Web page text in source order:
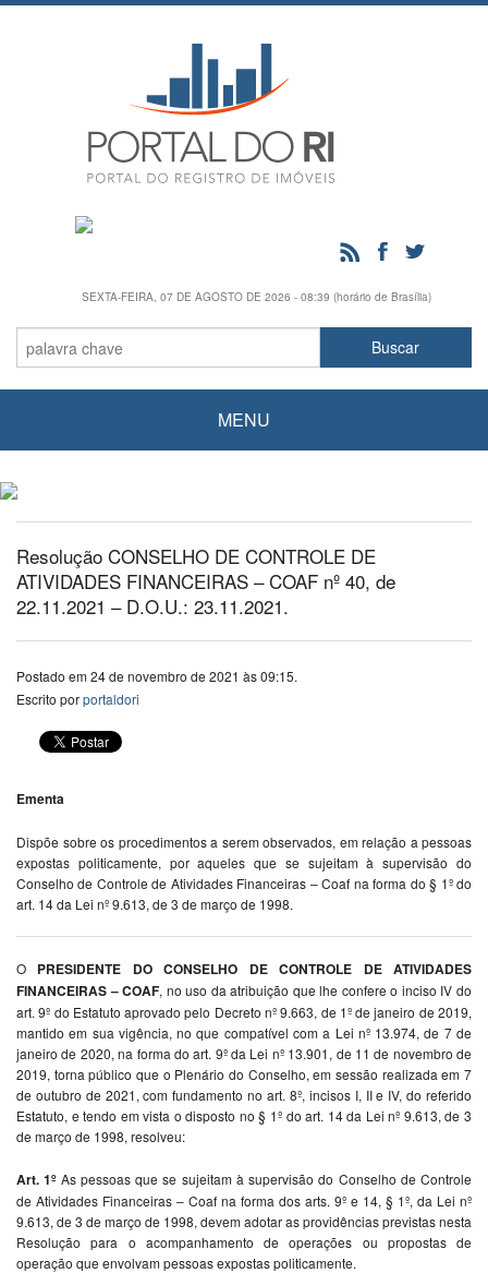
SEXTA-FEIRA, 07 DE AGOSTO DE 2026 - 08:39 (horário de Brasília)
MENU
Resolução CONSELHO DE CONTROLE DE
ATIVIDADES FINANCEIRAS – COAF nº 40, de
22.11.2021 – D.O.U.: 23.11.2021.
Postado em 24 de novembro de 2021 às 09:15.
Escrito porportaldori
Ementa
Dispõe sobre os procedimentos a serem observados, em relação a pessoas
expostas politicamente, por aqueles que se sujeitam à supervisão do
Conselho de Controle de Atividades Financeiras – Coaf na forma do § 1º do
art. 14 da Lei nº 9.613, de 3 de março de 1998.
O PRESIDENTE DO CONSELHO DE CONTROLE DE ATIVIDADES
FINANCEIRAS – COAF, no uso da atribuição que lhe confere o inciso IV do
art. 9º do Estatuto aprovado pelo Decreto nº 9.663, de 1º de janeiro de 2019,
mantido em sua vigência, no que compatível com a Lei nº 13.974, de 7 de
janeiro de 2020, na forma do art. 9º da Lei nº 13.901, de 11 de novembro de
2019, torna público que o Plenário do Conselho, em sessão realizada em 7
de outubro de 2021, com fundamento no art. 8º, incisos I, II e IV, do referido
Estatuto, e tendo em vista o disposto no § 1º do art. 14 da Lei nº 9.613, de 3
de março de 1998, resolveu:
Art. 1º As pessoas que se sujeitam à supervisão do Conselho de Controle
de Atividades Financeiras – Coaf na forma dos arts. 9º e 14, § 1º, da Lei nº
9.613, de 3 de março de 1998, devem adotar as providências previstas nesta
Resolução para o acompanhamento de operações ou propostas de
operação que envolvam pessoas expostas politicamente.